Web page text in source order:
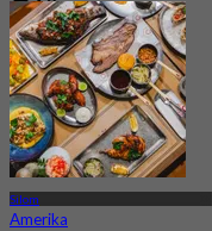
4.8
976 ditempah
Dari฿ 890
Silom
Amerika